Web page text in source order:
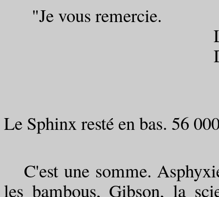
"Je vous remercie.
LA
DANS LE
Le Sphinx resté en bas. 56
C'est une somme.
les bambous, Gibson, la